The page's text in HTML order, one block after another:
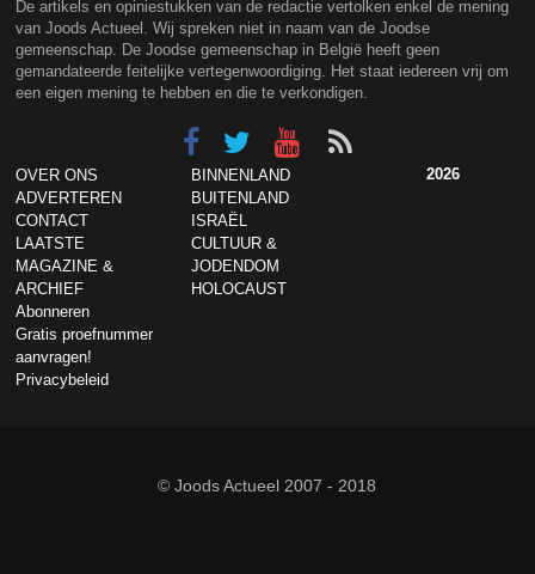
De artikels en opiniestukken van de redactie vertolken enkel de mening
van Joods Actueel. Wij spreken niet in naam van de Joodse
gemeenschap. De Joodse gemeenschap in België heeft geen
gemandateerde feitelijke vertegenwoordiging. Het staat iedereen vrij om
een eigen mening te hebben en die te verkondigen.
OVER ONS
ADVERTEREN
CONTACT
LAATSTE
MAGAZINE &
ARCHIEF
Abonneren
Gratis proefnummer
aanvragen!
Privacybeleid
BINNENLAND
BUITENLAND
ISRAËL
CULTUUR &
JODENDOM
HOLOCAUST
2026
© Joods Actueel 2007 - 2018